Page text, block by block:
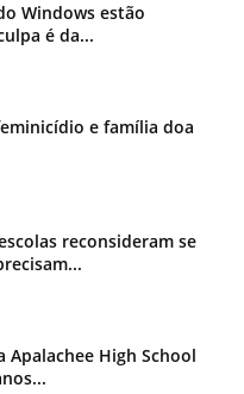
Windows estão
é da...
e família doa
reconsideram se
Apalachee High School